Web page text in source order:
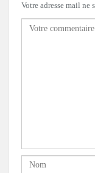
Votre adresse mail ne